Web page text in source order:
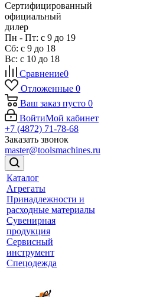
Сертифицированный
официальный
дилер
Пн - Пт: с 9 до 19
Сб: с 9 до 18
Вс: с 10 до 18
Сравнение0
Отложенные 0
Ваш заказ пусто 0
ВойтиМой кабинет
+7 (4872) 71-78-68
Заказать звонок
master@toolsmachines.ru
Каталог
Агрегаты
Принадлежности и
расходные материалы
Сувенирная
продукция
Сервисный
инструмент
Спецодежда